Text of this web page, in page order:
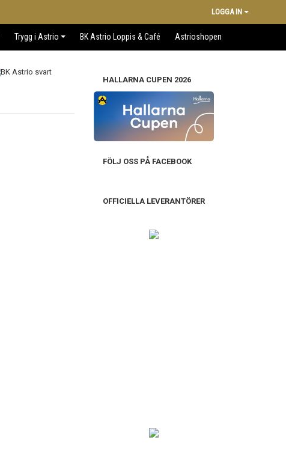
LOGGA IN
Trygg i Astrio BK Astrio Loppis & Café Astrioshopen
HALLARNA CUPEN 2026
FÖLJ OSS PÅ FACEBOOK
OFFICIELLA LEVERANTÖRER